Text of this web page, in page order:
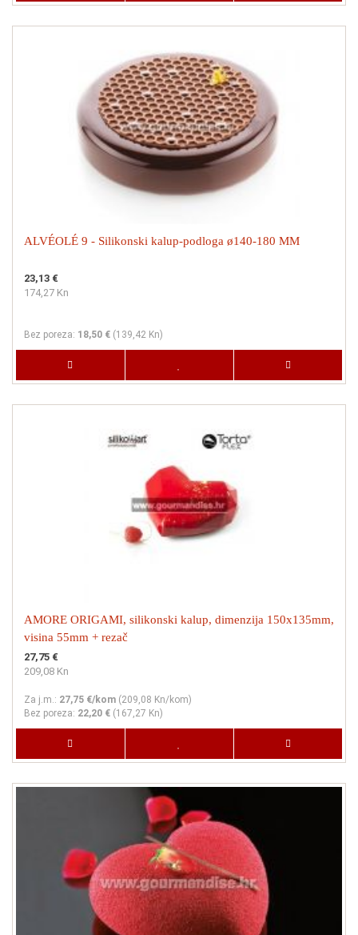
ALVÉOLÉ 9 - Silikonski kalup-podloga ø140-180 MM
23,13 €
174,27 Kn
Bez poreza: 18,50 € (139,42 Kn)
AMORE ORIGAMI, silikonski kalup, dimenzija 150x135mm,
visina 55mm + rezač
27,75 €
209,08 Kn
Za j.m.: 27,75 €/kom (209,08 Kn/kom)
Bez poreza: 22,20 € (167,27 Kn)